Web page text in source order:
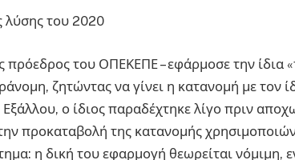
λύσης του 2020
πρόεδρος του ΟΠΕΚΕΠΕ – εφάρμοσε την ίδια
ζητώντας να γίνει η κατανομή με τον
Εξάλλου, ο ίδιος παραδέχτηκε λίγο πριν
προκαταβολή της κατανομής
η δική του εφαρμογή θεωρείται νόμιμη,